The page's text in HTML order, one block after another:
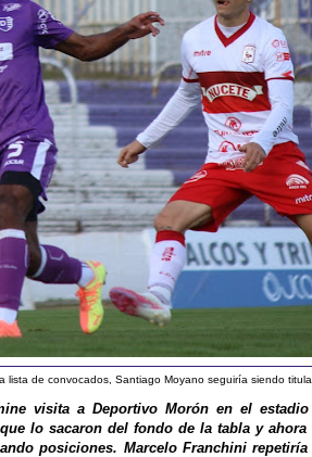
lista de convocados, Santiago Moyano seguiría siendo
visita a Deportivo Morón en el estadio
lo sacaron del fondo de la tabla y ahora
posiciones. Marcelo Franchini